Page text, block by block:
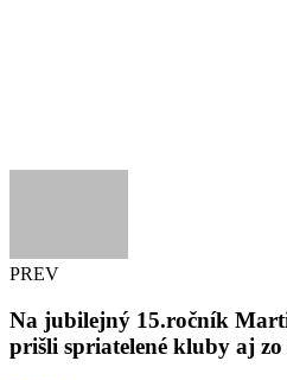
PREV
Na jubilejný 15.ročník
prišli spriatelené kluby aj